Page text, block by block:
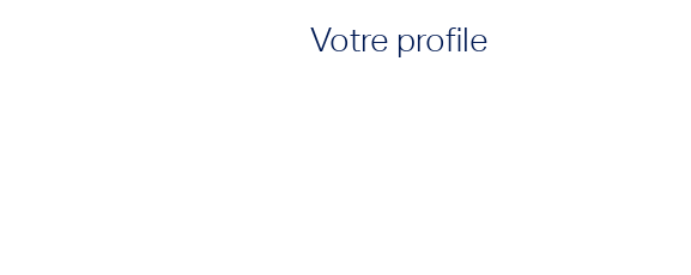
Votre profile